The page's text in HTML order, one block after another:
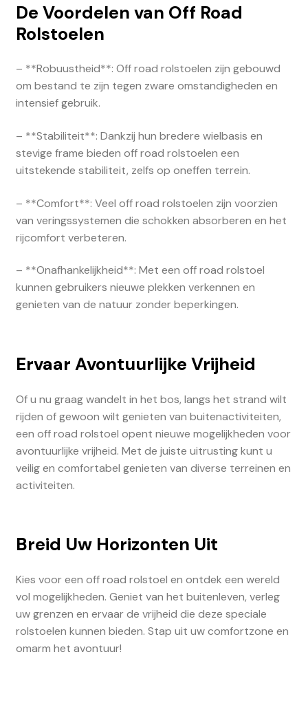
De Voordelen van Off Road
Rolstoelen
– **Robuustheid**: Off road rolstoelen zijn gebouwd
om bestand te zijn tegen zware omstandigheden en
intensief gebruik.
– **Stabiliteit**: Dankzij hun bredere wielbasis en
stevige frame bieden off road rolstoelen een
uitstekende stabiliteit, zelfs op oneffen terrein.
– **Comfort**: Veel off road rolstoelen zijn voorzien
van veringssystemen die schokken absorberen en het
rijcomfort verbeteren.
– **Onafhankelijkheid**: Met een off road rolstoel
kunnen gebruikers nieuwe plekken verkennen en
genieten van de natuur zonder beperkingen.
Ervaar Avontuurlijke Vrijheid
Of u nu graag wandelt in het bos, langs het strand wilt
rijden of gewoon wilt genieten van buitenactiviteiten,
een off road rolstoel opent nieuwe mogelijkheden voor
avontuurlijke vrijheid. Met de juiste uitrusting kunt u
veilig en comfortabel genieten van diverse terreinen en
activiteiten.
Breid Uw Horizonten Uit
Kies voor een off road rolstoel en ontdek een wereld
vol mogelijkheden. Geniet van het buitenleven, verleg
uw grenzen en ervaar de vrijheid die deze speciale
rolstoelen kunnen bieden. Stap uit uw comfortzone en
omarm het avontuur!